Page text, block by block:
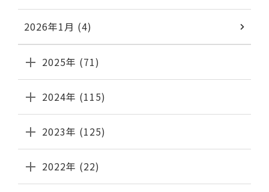
2026年1月 (4)
2025年 (71)
2024年 (115)
2023年 (125)
2022年 (22)